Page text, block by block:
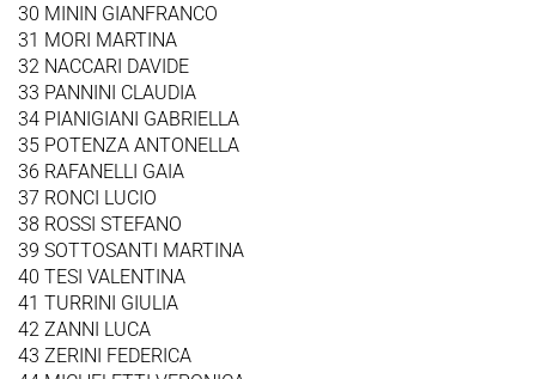
30 MININ GIANFRANCO
31 MORI MARTINA
32 NACCARI DAVIDE
33 PANNINI CLAUDIA
34 PIANIGIANI GABRIELLA
35 POTENZA ANTONELLA
36 RAFANELLI GAIA
37 RONCI LUCIO
38 ROSSI STEFANO
39 SOTTOSANTI MARTINA
40 TESI VALENTINA
41 TURRINI GIULIA
42 ZANNI LUCA
43 ZERINI FEDERICA